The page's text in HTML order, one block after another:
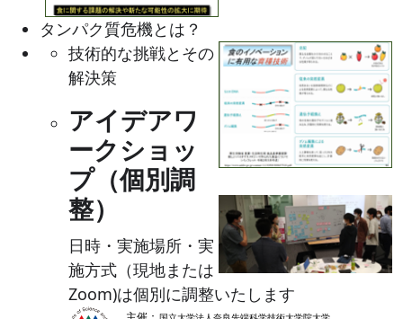
タンパク質危機とは？
技術的な挑戦とその
解決策
アイデアワ
ークショッ
プ（個別調
整）
日時・実施場所・実
施方式（現地または
Zoom)は個別に調整いたします